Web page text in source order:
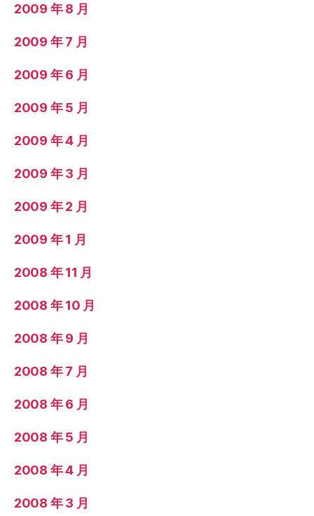
2009 年 8 月
2009 年 7 月
2009 年 6 月
2009 年 5 月
2009 年 4 月
2009 年 3 月
2009 年 2 月
2009 年 1 月
2008 年 11 月
2008 年 10 月
2008 年 9 月
2008 年 7 月
2008 年 6 月
2008 年 5 月
2008 年 4 月
2008 年 3 月